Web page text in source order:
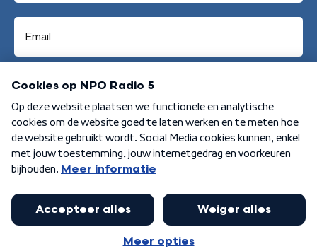
Aanmelden
Algemene voorwaarden